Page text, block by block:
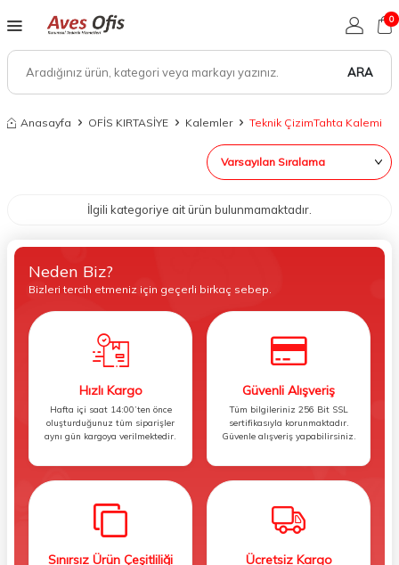
ARA
0
Anasayfa OFİS KIRTASİYE Kalemler Teknik ÇizimTahta Kalemi
İlgili kategoriye ait ürün bulunmamaktadır.
Neden Biz?
Bizleri tercih etmeniz için geçerli birkaç sebep.
Hızlı Kargo
Hafta içi saat 14:00’ten önce
oluşturduğunuz tüm siparişler
aynı gün kargoya verilmektedir.
Güvenli Alışveriş
Tüm bilgileriniz 256 Bit SSL
sertifikasıyla korunmaktadır.
Güvenle alışveriş yapabilirsiniz.
Sınırsız Ürün Çeşitliliği Ücretsiz Kargo